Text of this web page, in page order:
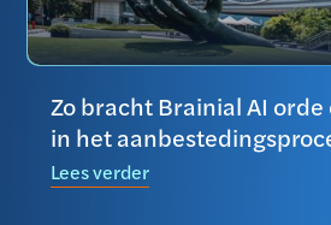
Zo bracht Brainial AI
in het
Lees verder